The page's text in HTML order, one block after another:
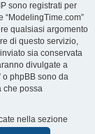
sono registrati per
qualsiasi argomento
di questo servizio,
sia conservata
divulgate a
o phpBB sono da
che possa
nella sezione